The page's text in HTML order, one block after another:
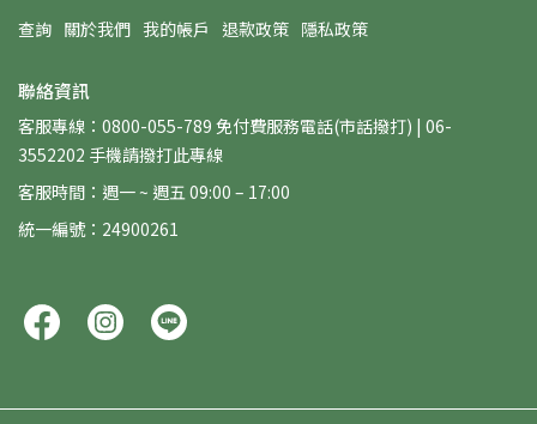
查詢 關於我們 我的帳戶 退款政策 隱私政策
聯絡資訊
客服專線：0800-055-789 免付費服務電話(市話撥打) | 06-
3552202 手機請撥打此專線
客服時間：週一 ~ 週五 09:00 – 17:00
統一編號：24900261